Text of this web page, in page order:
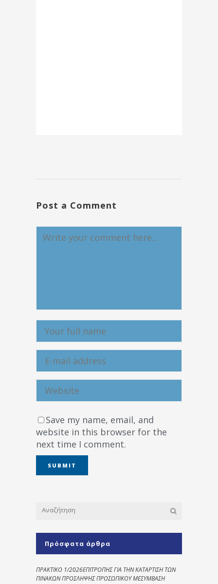
Post a Comment
Save my name, email, and
website in this browser for the
next time I comment.
Πρόσφατα άρθρα
ΠΡΑΚΤΙΚΟ 1/2026ΕΠΙΤΡΟΠΗΣ ΓΙΑ ΤΗΝ ΚΑΤΑΡΤΙΣΗ ΤΩΝ
ΠΙΝΑΚΩΝ ΠΡΟΣΛΗΨΗΣ ΠΡΟΣΩΠΙΚΟΥ ΜΕΣΥΜΒΑΣΗ